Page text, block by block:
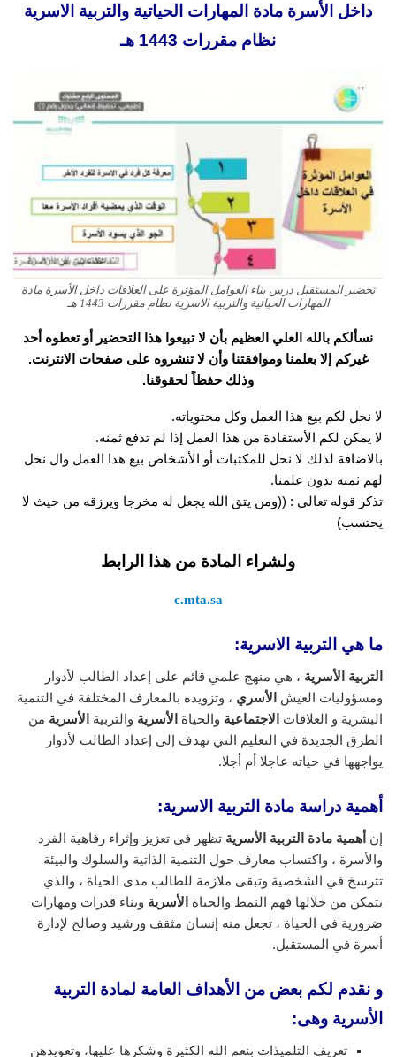
داخل الأسرة مادة المهارات الحياتية والتربية الاسرية
نظام مقررات 1443 هـ
تحضير المستقبل درس بناء العوامل المؤثرة على العلاقات داخل الأسرة مادة
المهارات الحياتية والتربية الاسرية نظام مقررات 1443 هـ
نسألكم بالله العلي العظيم بأن لا تبيعوا هذا التحضير أو تعطوه أحد
غيركم إلا بعلمنا وموافقتنا وأن لا تنشروه على صفحات الانترنت.
وذلك حفظاً لحقوقنا.
لا نحل لكم بيع هذا العمل وكل محتوياته.
لا يمكن لكم الأستفادة من هذا العمل إذا لم تدفع ثمنه.
بالاضافة لذلك لا نحل للمكتبات أو الأشخاص بيع هذا العمل وال نحل
لهم ثمنه بدون علمنا.
تذكر قوله تعالى : ((ومن يتق الله يجعل له مخرجا ويرزقه من حيث لا
يحتسب)
ولشراء المادة من هذا الرابط
c.mta.sa
ما هي التربية الاسرية:
التربية الأسرية ، هي منهج علمي قائم على إعداد الطالب لأدوار
ومسؤوليات العيش
الأسري ، وتزويده بالمعارف المختلفة في التنمية
البشرية و العلاقات
الاجتماعية والحياة الأسرية والتربية الأسرية من
الطرق الجديدة في التعليم التي تهدف إلى إعداد الطالب لأدوار
يواجهها في حياته عاجلا أم أجلا.
أهمية دراسة مادة التربية الاسرية:
إن أهمية مادة التربية الأسرية تظهر في تعزيز وإثراء رفاهية الفرد
والأسرة ، واكتساب معارف حول التنمية الذاتية والسلوك والبيئة
تترسخ في الشخصية وتبقى ملازمة للطالب مدى الحياة ، والذي
يتمكن من خلالها فهم النمط والحياة الأسرية وبناء قدرات ومهارات
ضرورية في الحياة ، تجعل منه إنسان مثقف ورشيد وصالح لإدارة
أسرة في المستقبل.
و نقدم لكم بعض من الأهداف العامة لمادة التربية
الأسرية وهى:
تعريف التلميذات بنعم الله الكثيرة وشكرها عليها، وتعويدهن